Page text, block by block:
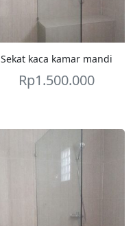
Sekat kaca kamar mandi
Rp1.500.000